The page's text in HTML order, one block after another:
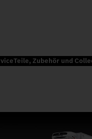
Teile, Zubehör und